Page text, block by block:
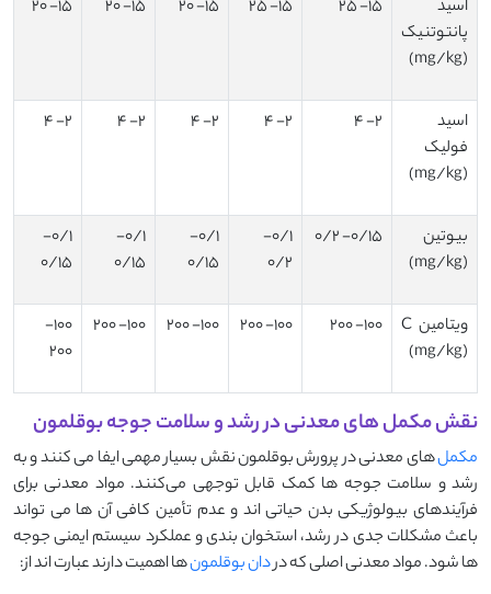
اسید
پانتوتنیک
(mg/kg)
15- 25
15- 25
15- 20
15- 20
15- 20
اسید
فولیک
(mg/kg)
2- 4
2- 4
2- 4
2- 4
2- 4
بیوتین
(mg/kg)
0/15- 0/2
0/1-
0/2
0/1-
0/15
0/1-
0/15
0/1-
0/15
ویتامین C
(mg/kg)
100- 200
100- 200
100- 200
100- 200
100-
200
نقش مکمل‌ های معدنی در رشد و سلامت جوجه بوقلمون
مکمل‌ های معدنی در پرورش بوقلمون نقش بسیار مهمی ایفا می‌ کنند و به
رشد و سلامت جوجه ‌ها کمک قابل توجهی می‌کنند. مواد معدنی برای
فرآیندهای بیولوژیکی بدن حیاتی‌ اند و عدم تأمین کافی آن ‌ها می ‌تواند
باعث مشکلات جدی در رشد، استخوان‌ بندی و عملکرد سیستم ایمنی جوجه
‌ها شود. مواد معدنی اصلی که دردان بوقلمون‌ها اهمیت دارند عبارت ‌اند از: